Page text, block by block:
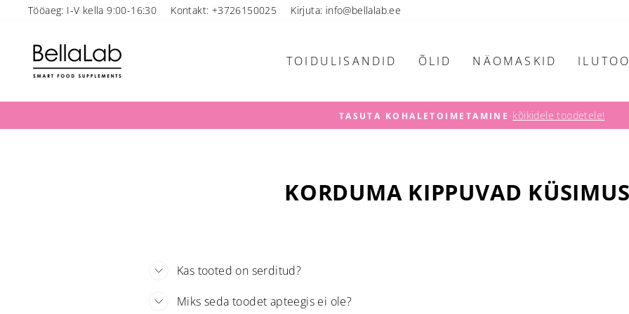
Tööaeg: I-V kella 9:00-16:30 Kontakt: +3726150025 Kirjuta: info@bellalab.ee
TOIDULISANDID ÕLID NÄOMASKID
Pause
TASUTA KOHALETOIMETAMINE kõikidele toodetele!
KORDUMA KIPPUVAD
Kas tooted on serditud?
Miks seda toodet apteegis ei ole?